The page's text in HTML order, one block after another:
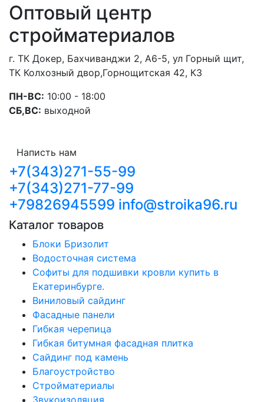
Оптовый центр
стройматериалов
г. ТК Докер, Бахчиванджи 2, А6-5, ул Горный щит,
ТК Колхозный двор,Горнощитская 42, К3
ПН-ВС: 10:00 - 18:00
СБ,ВС: выходной
Написть нам
+7(343)271-55-99
+7(343)271-77-99
+79826945599 info@stroika96.ru
Каталог товаров
Блоки Бризолит
Водосточная система
Софиты для подшивки кровли купить в
Екатеринбурге.
Виниловый сайдинг
Фасадные панели
Гибкая черепица
Гибкая битумная фасадная плитка
Сайдинг под камень
Благоустройство
Стройматериалы
Звукоизоляция